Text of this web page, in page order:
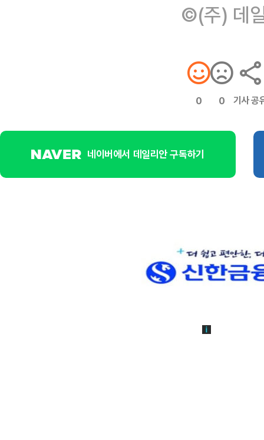
©(주) 데
0 0 기사 공
네이버에서 데일리안 구독하기